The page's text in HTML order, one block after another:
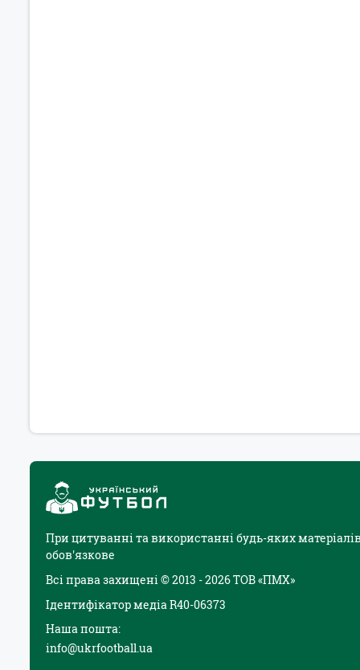
При цитуванні та використанні будь-яких
обов'язкове
Всі права захищені © 2013 - 2026 ТОВ «ПМХ»
Ідентифікатор медіа R40-06373
Наша пошта:
info@ukrfootball.ua